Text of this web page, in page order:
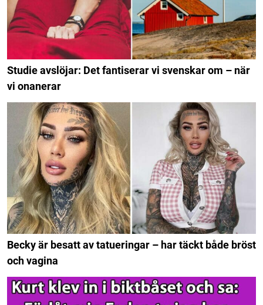
Studie avslöjar: Det fantiserar vi svenskar om – när
vi onanerar
Becky är besatt av tatueringar – har täckt både bröst
och vagina